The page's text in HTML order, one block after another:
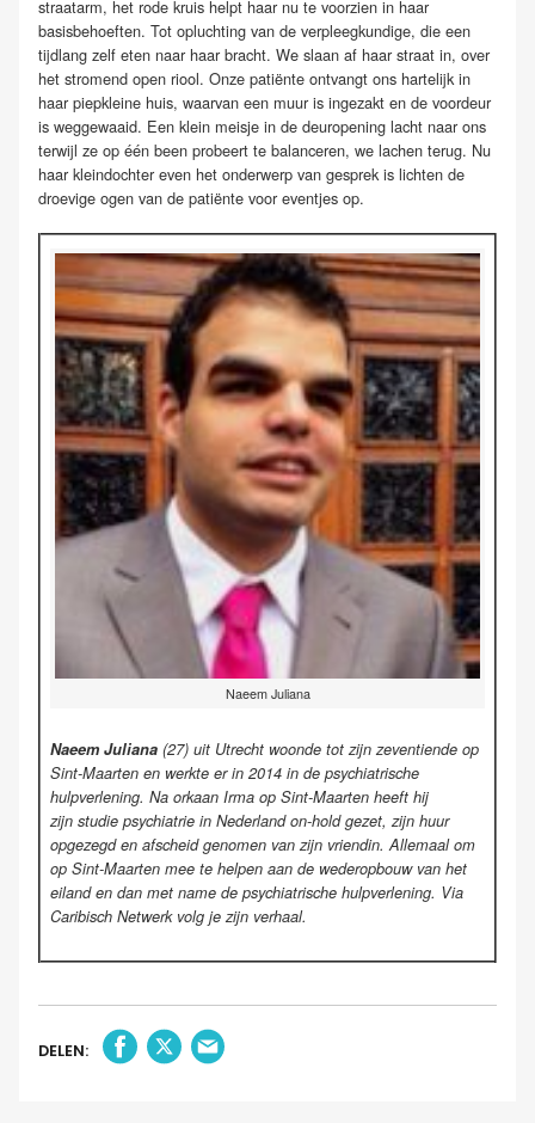
straatarm, het rode kruis helpt haar nu te voorzien in haar
basisbehoeften. Tot opluchting van de verpleegkundige, die een
tijdlang zelf eten naar haar bracht. We slaan af haar straat in, over
het stromend open riool. Onze patiënte ontvangt ons hartelijk in
haar piepkleine huis, waarvan een muur is ingezakt en de voordeur
is weggewaaid. Een klein meisje in de deuropening lacht naar ons
terwijl ze op één been probeert te balanceren, we lachen terug. Nu
haar kleindochter even het onderwerp van gesprek is lichten de
droevige ogen van de patiënte voor eventjes op.
Naeem Juliana
Naeem Juliana (27) uit Utrecht woonde tot zijn zeventiende op
Sint-Maarten en werkte er in 2014 in de psychiatrische
hulpverlening. Na orkaan Irma op Sint-Maarten heeft hij
zijn studie psychiatrie in Nederland on-hold gezet, zijn huur
opgezegd en afscheid genomen van zijn vriendin. Allemaal om
op Sint-Maarten mee te helpen aan de wederopbouw van het
eiland en dan met name de psychiatrische hulpverlening. Via
Caribisch Netwerk volg je zijn verhaal.
DELEN: